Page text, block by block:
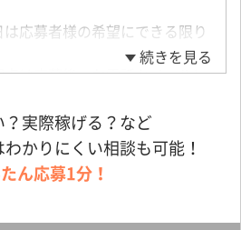
応募者様の希望にできる限り
は応募後、お電話かメールに
続きを見る
実際稼げる？など
かりにくい相談も可能！
ん応募1分！